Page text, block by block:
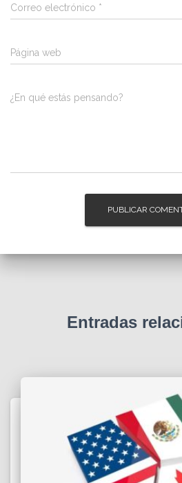
Correo electrónico *
Página web
¿En qué estás pensando?
Entradas